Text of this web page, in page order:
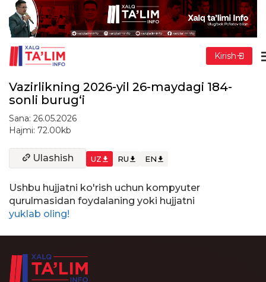
Kirish
Vazirlikning 2026-yil 26-maydagi 184-
sonli burug‘i
Sana: 26.05.2026
Hajmi: 72.00kb
Ulashish UZ RU EN
Ushbu hujjatni ko'rish uchun kompyuter
qurulmasidan foydalaning yoki hujjatni
yuklab oling!